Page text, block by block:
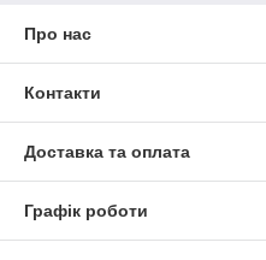
Про нас
Контакти
Доставка та оплата
Графік роботи